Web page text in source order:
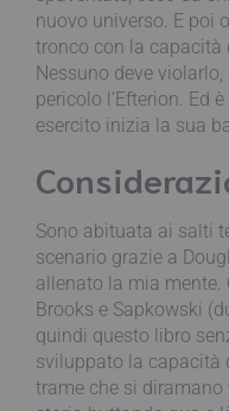
nuovo universo. E poi
tronco con la capacità
Nessuno deve
pericolo l’Efterion. Ed
esercito inizia la sua
Sono abituata ai salti
scenario grazie a
allenato la mia mente.
Brooks e Sapkowski
quindi questo libro
sviluppato la capacità
trame che si diramano